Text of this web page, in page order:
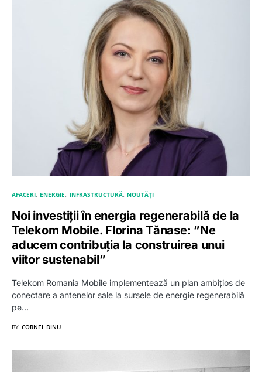
AFACERI ENERGIE INFRASTRUCTURĂ NOUTĂȚI
Noi investiții în energia regenerabilă de la
Telekom Mobile. Florina Tănase: ”Ne
aducem contribuția la construirea unui
viitor sustenabil”
Telekom Romania Mobile implementează un plan ambițios de
conectare a antenelor sale la sursele de energie regenerabilă
pe…
BY CORNEL DINU